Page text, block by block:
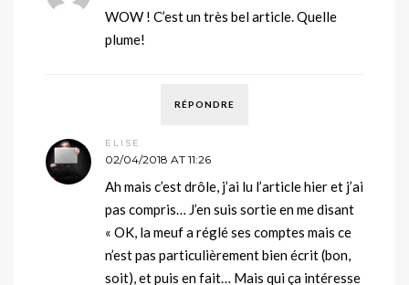
WOW ! C’est un très bel article. Quelle
plume!
RÉPONDRE
ELISE
02/04/2018 AT 11:26
Ah mais c’est drôle, j’ai lu l’article hier et j’ai
pas compris… J’en suis sortie en me disant
« OK, la meuf a réglé ses comptes mais ce
n’est pas particulièrement bien écrit (bon,
soit), et puis en fait… Mais qui ça intéresse